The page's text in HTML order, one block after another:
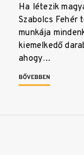
Ha létezik
Szabolcs Fehér
munkája
kiemelkedő
ahogy…
BŐVEBBEN